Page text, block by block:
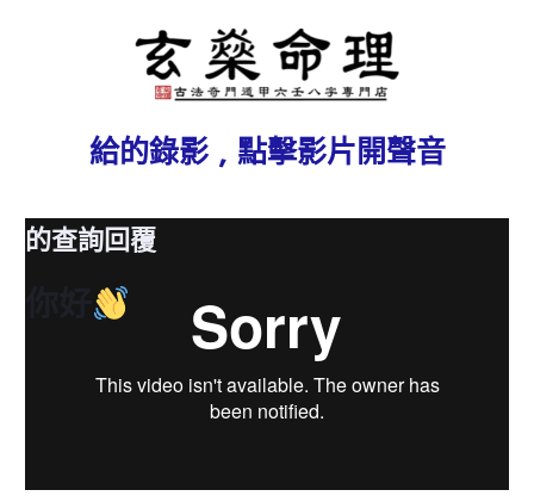
給的錄影 , 點擊影片開聲音
的查詢回覆